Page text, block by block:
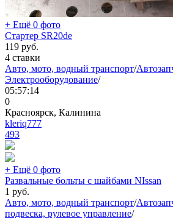
+ Ещё 0 фото
Стартер SR20de
119 руб.
4 ставки
Авто, мото, водный транспорт/
Электрооборудование/
05:57:14
0
Красноярск, Калинина
kleriq777
493
+ Ещё 0 фото
Развальные больты с шайбами NIssan
1 руб.
Авто, мото, водный транспорт/
подвеска, рулевое управление/